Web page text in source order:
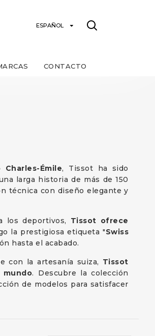
CONTACTO
ESPAÑOL
Émile, Tissot ha sido
larga historia de más de 150
técnica con diseño elegante y
los deportivos, Tissot ofrece
la prestigiosa etiqueta "Swiss
hasta el acabado.
con la artesanía suiza, Tissot
. Descubre la colección
de modelos para satisfacer